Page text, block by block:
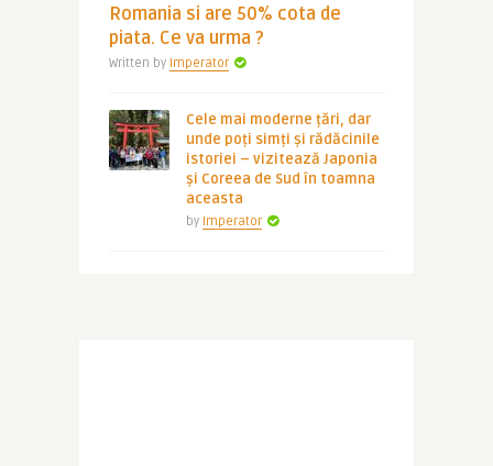
Romania si are 50% cota de
piata. Ce va urma ?
Written by Imperator
Cele mai moderne țări, dar
unde poți simți și rădăcinile
istoriei – vizitează Japonia
și Coreea de Sud în toamna
aceasta
by Imperator